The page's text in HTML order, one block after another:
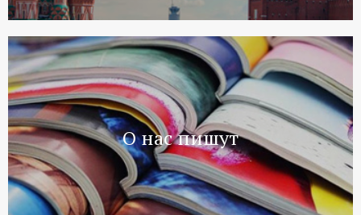
О нас пишут